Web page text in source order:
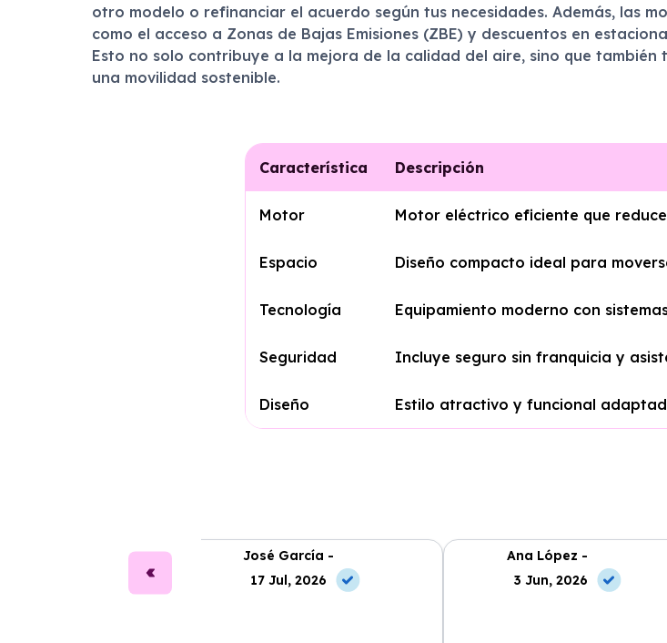
otro modelo o refinanciar el acuerdo según tus necesidades. Además, las
como el acceso a Zonas de Bajas Emisiones (ZBE) y descuentos en
Esto no solo contribuye a la mejora de la calidad del aire, sino que
una movilidad sostenible.
Característica Descripción
Motor Motor eléctrico eficiente que
Espacio Diseño compacto ideal para
Tecnología Equipamiento moderno con
Seguridad Incluye seguro sin franquicia y
Diseño Estilo atractivo y funcional
José García -
17 Jul, 2026
Ana López -
3 Jun, 2026